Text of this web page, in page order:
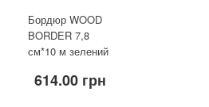
Бордюр WOOD
BORDER 7,8
см*10 м зелений
614.00 грн